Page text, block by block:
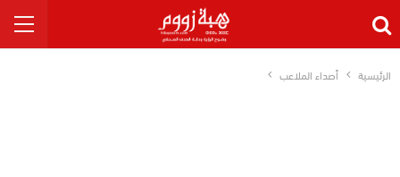
الرئيسية أصداء الملاعب